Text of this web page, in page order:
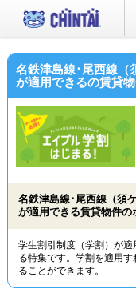
名鉄津島線･尾西線（
が適用できるの賃貸
名鉄津島線･尾西線（須
が適用できる賃貸物件の
学生割引制度（学割）が
る特集です。学割を適用
ることができます。